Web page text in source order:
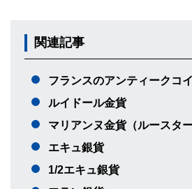
関連記事
フランスのアンティークコ
ルイドール金貨
マリアンヌ金貨（ルースター
エキュ銀貨
1/2エキュ銀貨